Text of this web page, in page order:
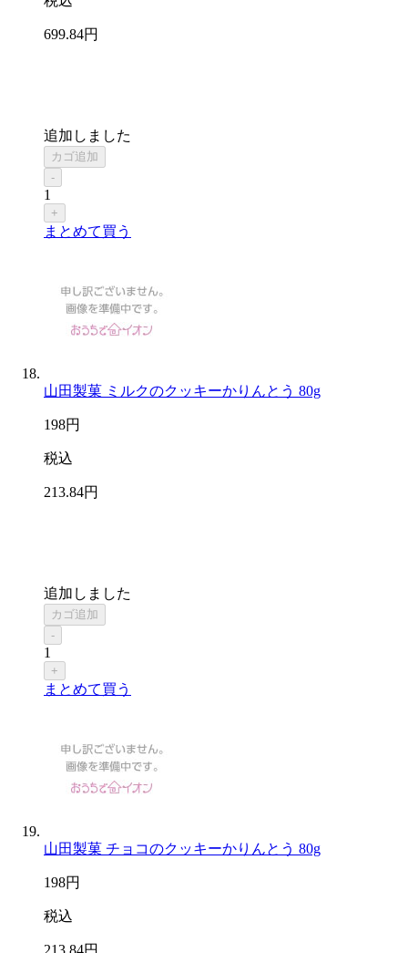
699.84円
追加しました
カゴ追加
-
1
+
まとめて買う
山田製菓 ミルクのクッキーかりんとう 80g
198円
税込
213.84円
追加しました
カゴ追加
-
1
+
まとめて買う
山田製菓 チョコのクッキーかりんとう 80g
198円
税込
213 .84円